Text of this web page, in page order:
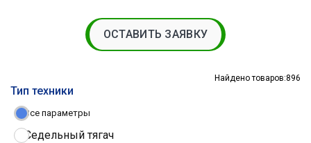
Найдено товаров:896
Тип техники
Все параметры
Седельный тягач
ОСТАВИТЬ ЗАЯВКУ